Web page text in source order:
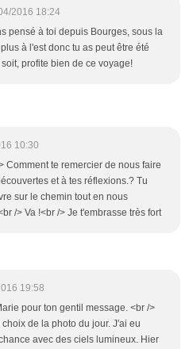
2016 18:24
pensé à toi depuis Bourges, sous la
à l'est donc tu as peut être été
profite bien de ce voyage!
10:30
Comment te remercier de nous faire
et à tes réflexions.? Tu
sur le chemin tout en nous
/> Va !<br /> Je t'embrasse très fort
19:58
pour ton gentil message. <br />
choix de la photo du jour. J'ai eu
avec des ciels lumineux. Hier